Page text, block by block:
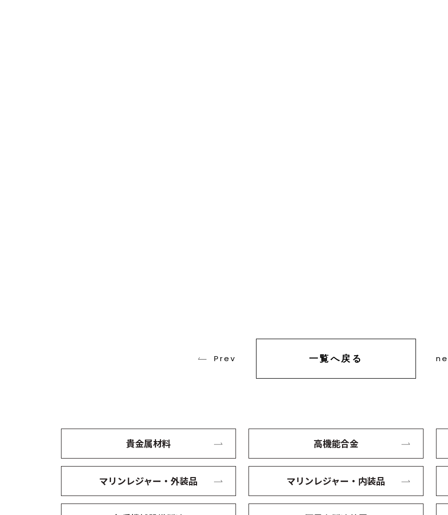
Prev 一覧へ戻る
貴金属材料 高機能合金
マリンレジャー・外装品 マリンレジャー・内装品